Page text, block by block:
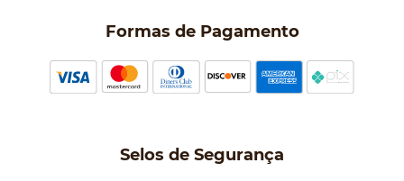
Política de Privacidade
Perguntas frequentes
Formas de Pagamento
Selos de Segurança